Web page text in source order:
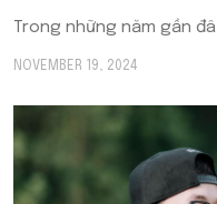
Trong những năm gần
NOVEMBER 19, 2024